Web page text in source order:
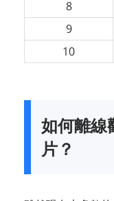
8
9
10
如何離線
片？